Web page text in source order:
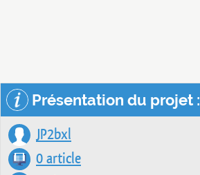
Présentation du projet :
JP2bxl
0 article